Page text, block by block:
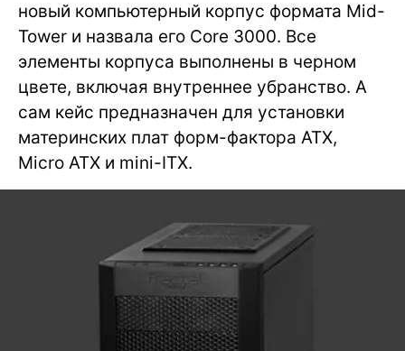
новый компьютерный корпус формата Mid-
Tower и назвала его Core 3000. Все
элементы корпуса выполнены в черном
цвете, включая внутреннее убранство. А
сам кейс предназначен для установки
материнских плат форм-фактора ATX,
Micro ATX и mini-ITX.